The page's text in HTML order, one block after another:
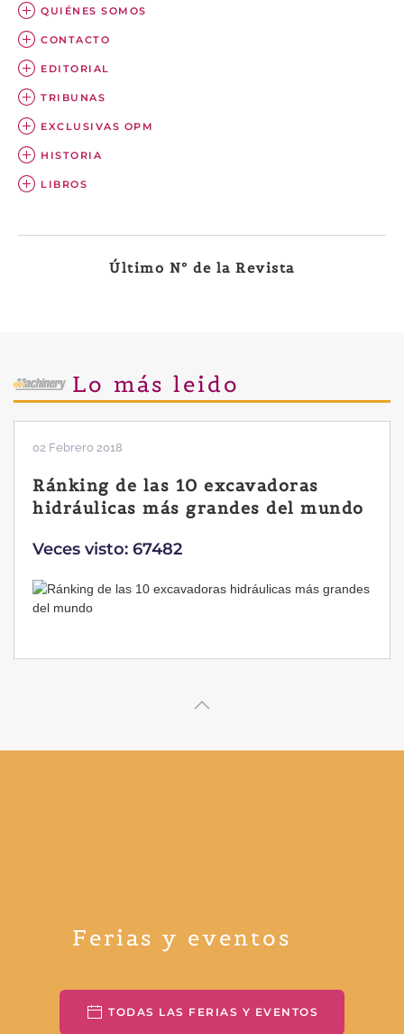
QUIÉNES SOMOS
CONTACTO
EDITORIAL
TRIBUNAS
EXCLUSIVAS OPM
HISTORIA
LIBROS
Último Nº de la Revista
Lo más leido
02 Febrero 2018
Ránking de las 10 excavadoras
hidráulicas más grandes del mundo
Veces visto: 67482
Ferias y eventos
TODAS LAS FERIAS Y EVENTOS